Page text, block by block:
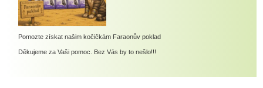
Pomozte získat našim kočičkám Faraonův poklad
Děkujeme za Vaši pomoc. Bez Vás by to nešlo!!!